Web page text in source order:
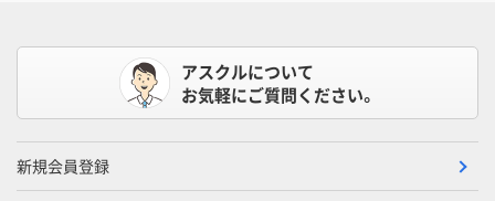
アスクルについて
お気軽にご質問ください。
新規会員登録